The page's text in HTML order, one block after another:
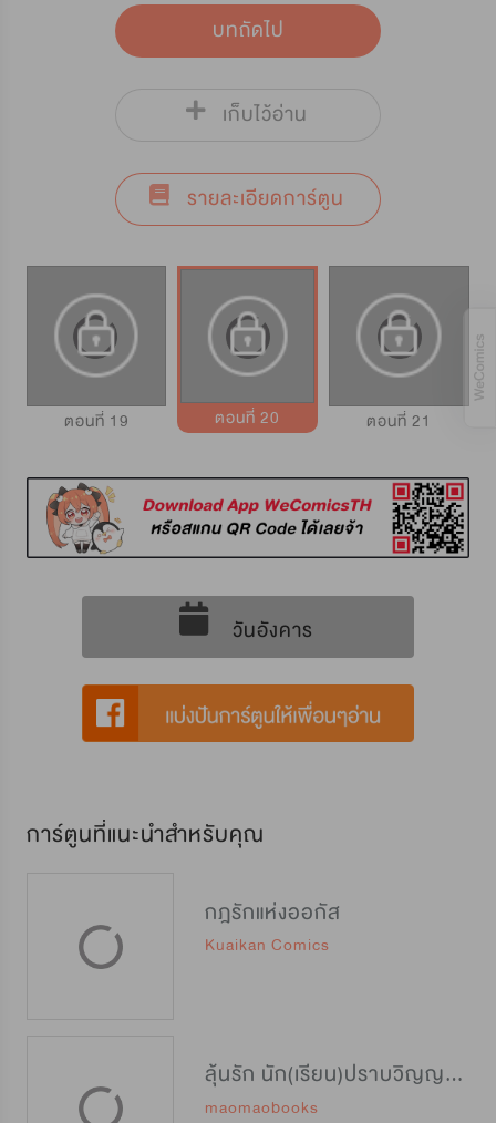
บทถัดไป
เก็บไว้อ่าน
รายละเอียดการ์ตูน
ตอนที่ 19 ตอนที่ 20 ตอนที่ 21
วันอังคาร
การ์ตูนที่แนะนำสำหรับคุณ
กฎรักแห่งออกัส
Kuaikan Comics
ลุ้นรัก นัก(เรียน)ปราบวิญญาณ [封灵特优生]
maomaobooks